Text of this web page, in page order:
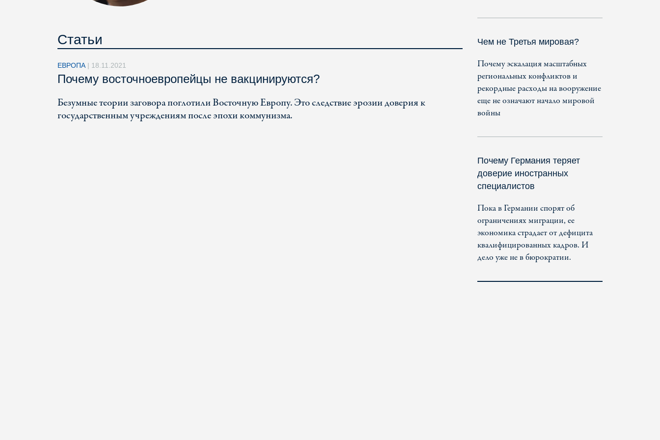
Статьи
ЕВРОПА | 18.11.2021
Почему восточноевропейцы не вакцинируются?
Безумные теории заговора поглотили Восточную Европу. Это следствие эрозии доверия к
государственным учреждениям после эпохи коммунизма.
Чем не Третья мировая?
Почему эскалация масштабных
региональных конфликтов и
рекордные расходы на вооружение
еще не означают начало мировой
войны
Почему Германия теряет
доверие иностранных
специалистов
Пока в Германии спорят об
ограничениях миграции, ее
экономика страдает от дефицита
квалифицированных кадров. И
дело уже не в бюрократии.